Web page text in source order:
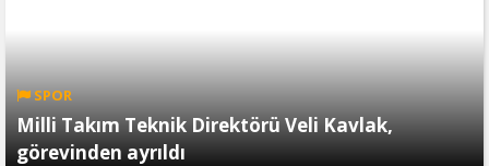
SPOR
Milli Takım Teknik Direktörü Veli Kavlak,
görevinden ayrıldı